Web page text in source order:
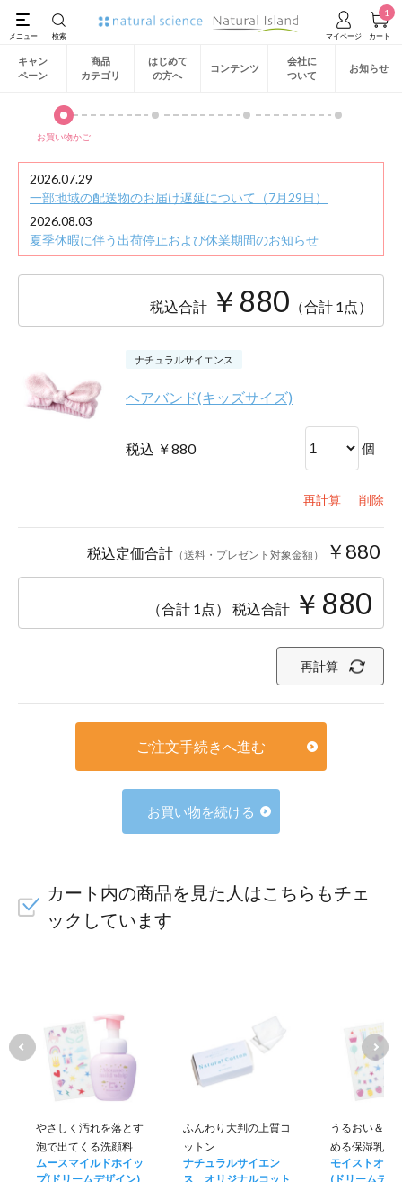
1
キャン
ペーン
商品
カテゴリ
はじめて
の方へ
コンテンツ
会社に
ついて
お知らせ
お買い物かご
2026.07.29
一部地域の配送物のお届け遅延について（7月29日）
2026.08.03
夏季休暇に伴う出荷停止および休業期間のお知らせ
税込合計 ￥880 （合計 1点）
ナチュラルサイエンス
ヘアバンド(キッズサイズ)
税込 ￥880 個
再計算 削除
税込定価合計 （送料・プレゼント対象金額） ￥880
（合計 1点） 税込合計 ￥880
再計算
ご注文手続きへ進む
お買い物を続ける
カート内の商品を見た人はこちらもチェ
ックしています
やさしく汚れを落とす
泡で出てくる洗顔料
ムースマイルドホイッ
プ(ドリームデザイン)
ふんわり大判の上質コ
ットン
ナチュラルサイエン
ス オリジナルコット
うるおい＆バ
める保湿乳液
モイストオリ
(ドリームデザ